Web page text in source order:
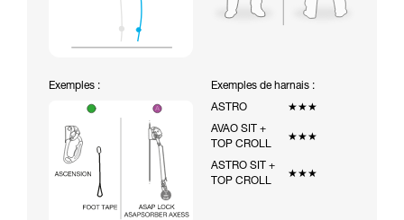
Exemples :
Exemples de harnais :
ASTRO
★★★
AVAO SIT +
TOP CROLL
★★★
ASTRO SIT +
TOP CROLL
★★★